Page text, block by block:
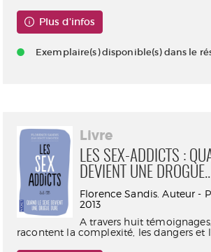
Plus d'infos
Exemplaire(s) disponible(s) dans le
Livre
LES SEX-ADDICTS :
DEVIENT UNE
Florence Sandis. Auteur -
2013
A travers huit
racontent la complexité, les dangers et